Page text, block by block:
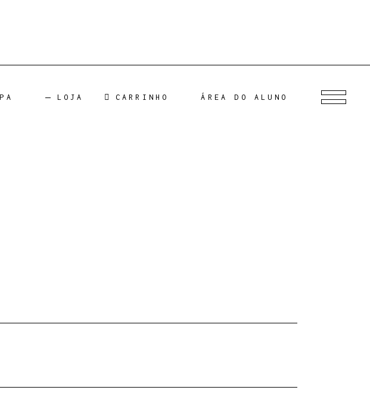
LOJA CARRINHO ÁREA DO ALUNO